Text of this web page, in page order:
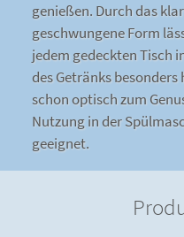
genießen. Durch das
geschwungene Form
jedem gedeckten Tisch
des Getränks
schon optisch zum
Nutzung in der
geeignet.